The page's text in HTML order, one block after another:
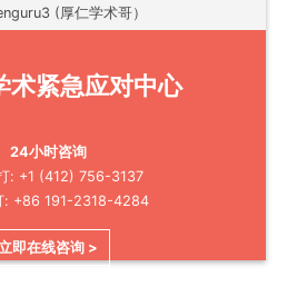
(厚仁学术哥）
术紧急应对中心
24小时咨询
: +1 (412) 756-3137
: +86 191-2318-4284
即在线咨询 >